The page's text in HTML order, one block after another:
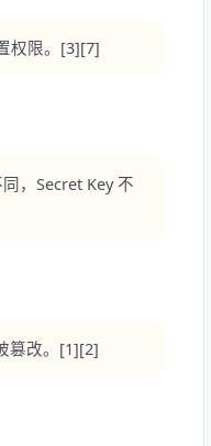
权限。[3][7]
，Secret Key 不
篡改。[1][2]